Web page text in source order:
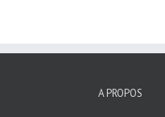
A PROPOS